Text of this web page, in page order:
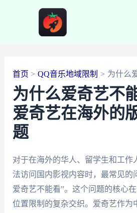
首页 QQ音乐地域限制 为什么
为什么爱奇艺不
爱奇艺在海外的
题
对于在海外的华人、留学生和工作
法访问国内影视内容时，最常见的
爱奇艺不能看”。这个问题的核心
位置限制的复杂交织。爱奇艺作为